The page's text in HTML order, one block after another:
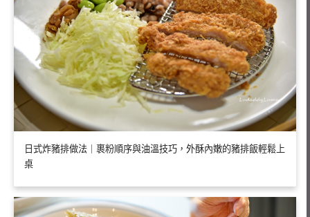
日式炸豬排做法｜裹粉順序與油溫技巧，外酥內嫩的豬排飯輕鬆上
桌